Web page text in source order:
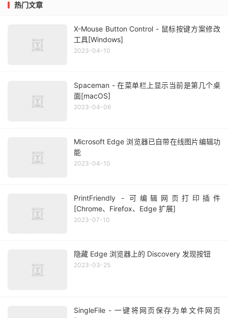
热门文章
X-Mouse Button Control - 鼠标按键方案修改
工具[Windows]
2023-04-10
Spaceman - 在菜单栏上显示当前是第几个桌
面[macOS]
2023-04-06
Microsoft Edge 浏览器已自带在线图片编辑功
能
2023-04-10
PrintFriendly - 可编辑网页打印插件
[Chrome、Firefox、Edge 扩展]
2023-07-10
隐藏 Edge 浏览器上的 Discovery 发现按钮
2023-03-25
SingleFile - 一键将网页保存为单文件网页